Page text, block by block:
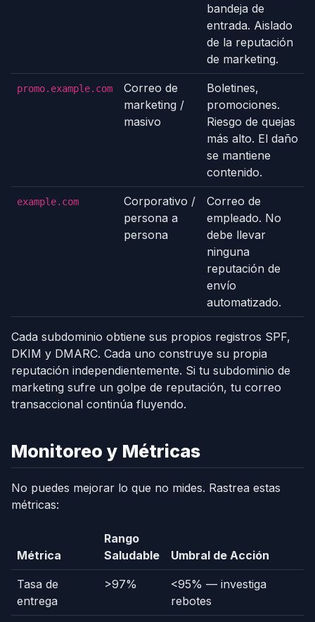
bandeja de
entrada. Aislado
de la reputación
de marketing.
promo.example.com
Correo de
marketing /
masivo
Boletines,
promociones.
Riesgo de quejas
más alto. El daño
se mantiene
contenido.
example.com
Corporativo /
persona a
persona
Correo de
empleado. No
debe llevar
ninguna
reputación de
envío
automatizado.
Cada subdominio obtiene sus propios registros SPF,
DKIM y DMARC. Cada uno construye su propia
reputación independientemente. Si tu subdominio de
marketing sufre un golpe de reputación, tu correo
transaccional continúa fluyendo.
Monitoreo y Métricas
No puedes mejorar lo que no mides. Rastrea estas
métricas:
Métrica
Rango
Saludable
Umbral de Acción
Tasa de
entrega
>97%
<95% — investiga
rebotes